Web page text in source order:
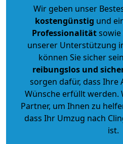
Wir geben unser
kostengünstig und
Professionalität
unserer Unterstützung
können Sie sicher
reibungslos und
sorgen dafür, dass
Wünsche erfüllt werden.
Partner, um Ihnen zu
dass Ihr Umzug nach
ist.